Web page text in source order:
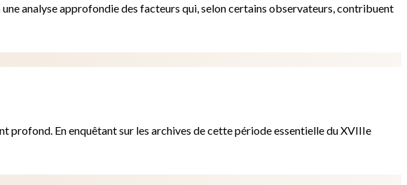
analyse approfondie des facteurs qui, selon certains observateurs, contribuent
profond. En enquêtant sur les archives de cette période essentielle du XVIIIe